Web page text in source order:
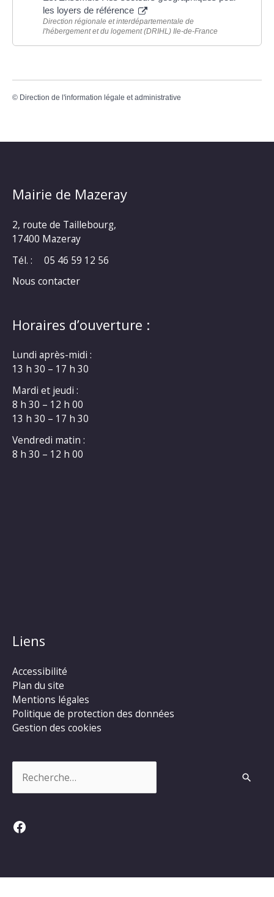
les loyers de référence
Direction régionale et interdépartementale de
l'hébergement et du logement (DRIHL) Ile-de-France
© Direction de l'information légale et administrative
Mairie de Mazeray
2, route de Taillebourg,
17400 Mazeray
Tél. :
05 46 59 12 56
Nous contacter
Horaires d’ouverture :
Lundi après-midi :
13 h 30 – 17 h 30
Mardi et jeudi :
8 h 30 – 12 h 00
13 h 30 – 17 h 30
Vendredi matin :
8 h 30 – 12 h 00
Liens
Accessibilité
Plan du site
Mentions légales
Politique de protection des données
Gestion des cookies
Facebook